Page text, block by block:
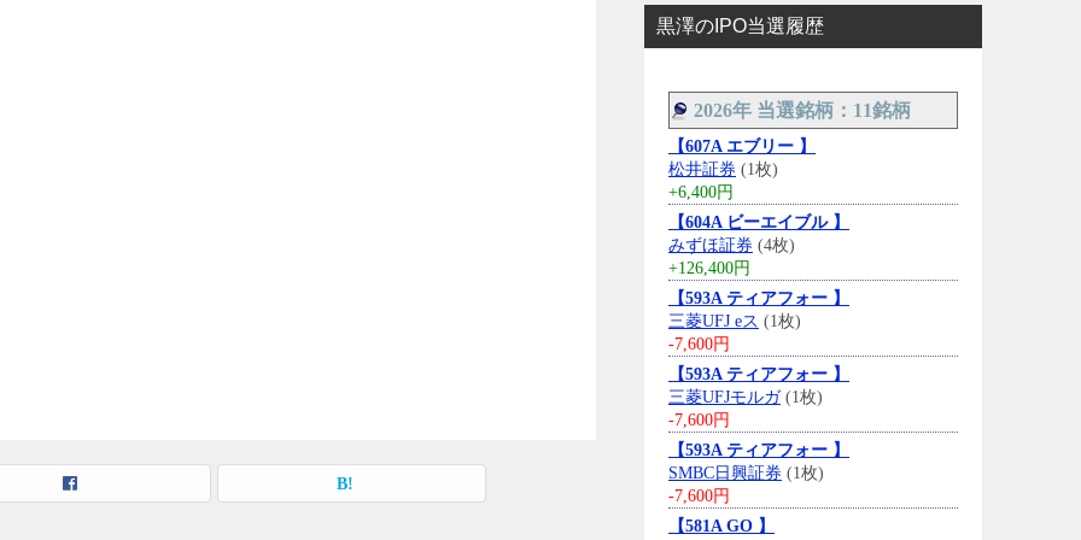
黒澤のIPO当選履歴
2026年 当選銘柄：11銘柄
【607A エブリー 】
松井証券 (1枚)
+6,400円
【604A ビーエイブル 】
みずほ証券 (4枚)
+126,400円
【593A ティアフォー 】
三菱UFJ eス (1枚)
-7,600円
【593A ティアフォー 】
三菱UFJモルガ(1枚)
-7,600円
【593A ティアフォー 】
SMBC日興証券 (1枚)
-7,600円
【581A GO 】